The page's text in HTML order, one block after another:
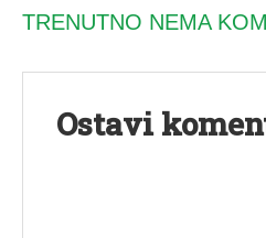
TRENUTNO NEMA
Ostavi